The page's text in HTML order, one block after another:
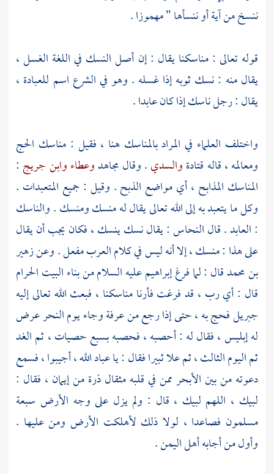
ننسخ من آية أو ننسأها " مهموزا .
قوله تعالى : مناسكنا يقال : إن أصل النسك في اللغة الغسل ،
يقال منه : نسك ثوبه إذا غسله . وهو في الشرع اسم للعبادة ،
يقال : رجل ناسك إذا كان عابدا .
واختلف العلماء في المراد بالمناسك هنا ، فقيل : مناسك الحج
ومعالمه ، قاله قتادةوالسدي. وقالمجاهدوعطاءوابن جريج :
المناسك المذابح ، أي مواضع الذبح . وقيل : جميع المتعبدات .
وكل ما يتعبد به إلى الله تعالى يقال له منسك ومنسك . والناسك
: العابد . قالالنحاس: يقال نسك ينسك ، فكان يجب أن يقال
على هذا : منسك ، إلا أنه ليس في كلام العرب مفعل . وعنزهير
بن محمدقال : لما فرغإبراهيمعليه السلام من بناءالبيت الحرام
قال : أي رب ، قد فرغت فأرنا مناسكنا ، فبعث الله تعالى إليه
جبريلفحج به ، حتى إذا رجع منعرفةوجاء يوم النحر عرض
له إبليس ، فقال له : أحصبه ، فحصبه بسبع حصيات ، ثم الغد
ثم اليوم الثالث ، ثم علا ثبيرا فقال : يا عباد الله ، أجيبوا ، فسمع
دعوته من بين الأبحر ممن في قلبه مثقال ذرة من إيمان ، فقال :
لبيك ، اللهم لبيك ، قال : ولم يزل على وجه الأرض سبعة
مسلمون فصاعدا ، لولا ذلك لأهلكت الأرض ومن عليها .
وأول من أجابه أهل اليمن .